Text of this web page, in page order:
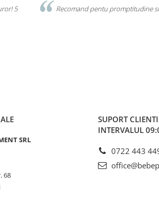
5
Recomand pentu promptitudine
SRL
68
SUPORT CLIENTI
INTERVALUL
0722 443